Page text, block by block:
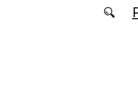
Перейти к основному